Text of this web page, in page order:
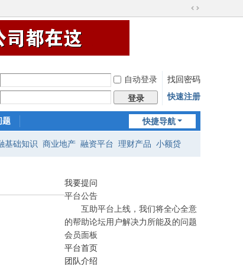
切
自动登录
找回密码
登录 快速注册
快捷导航
题
基础知识 商业地产 融资平台 理财产品 小额贷
我要提问
平台公告
互助平台上线，我们将全心全意
的帮助论坛用户解决力所能及的问题
会员面板
平台首页
团队介绍